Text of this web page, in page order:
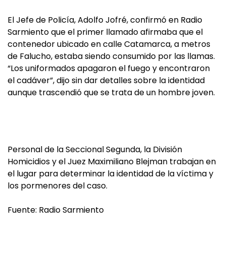
El Jefe de Policía, Adolfo Jofré, confirmó en Radio
Sarmiento que el primer llamado afirmaba que el
contenedor ubicado en calle Catamarca, a metros
de Falucho, estaba siendo consumido por las llamas.
“Los uniformados apagaron el fuego y encontraron
el cadáver”, dijo sin dar detalles sobre la identidad
aunque trascendió que se trata de un hombre joven.
Personal de la Seccional Segunda, la División
Homicidios y el Juez Maximiliano Blejman trabajan en
el lugar para determinar la identidad de la víctima y
los pormenores del caso.
Fuente: Radio Sarmiento